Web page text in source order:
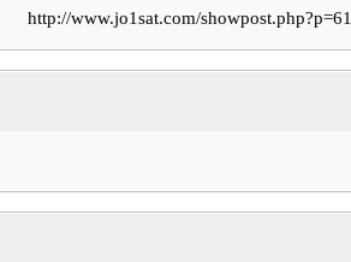
http://www.jo1sat.com/